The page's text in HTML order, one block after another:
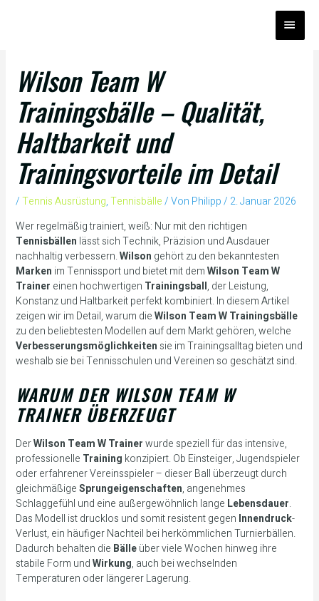
Wilson Team W
Trainingsbälle – Qualität,
Haltbarkeit und
Trainingsvorteile im Detail
/Tennis Ausrüstung,Tennisbälle/ Von Philipp/ 2. Januar 2026
Wer regelmäßig trainiert, weiß: Nur mit den richtigen
Tennisbällen lässt sich Technik, Präzision und Ausdauer
nachhaltig verbessern.Wilson gehört zu den bekanntesten
Marken im Tennissport und bietet mit demWilson Team W
Trainer einen hochwertigen Trainingsball, der Leistung,
Konstanz und Haltbarkeit perfekt kombiniert. In diesem Artikel
zeigen wir im Detail, warum dieWilson Team W Trainingsbälle
zu den beliebtesten Modellen auf dem Markt gehören, welche
Verbesserungsmöglichkeiten sie im Trainingsalltag bieten und
weshalb sie bei Tennisschulen und Vereinen so geschätzt sind.
WARUM DER WILSON TEAM W
TRAINER ÜBERZEUGT
DerWilson Team W Trainerwurde speziell für das intensive,
professionelle Training konzipiert. Ob Einsteiger, Jugendspieler
oder erfahrener Vereinsspieler – dieser Ball überzeugt durch
gleichmäßigeSprungeigenschaften, angenehmes
Schlaggefühl und eine außergewöhnlich lange Lebensdauer.
Das Modell ist drucklos und somit resistent gegen Innendruck-
Verlust, ein häufiger Nachteil bei herkömmlichen Turnierbällen.
Dadurch behalten die Bälleüber viele Wochen hinweg ihre
stabile Form undWirkung, auch bei wechselnden
Temperaturen oder längerer Lagerung.